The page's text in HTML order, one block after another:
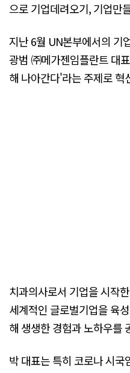
으로 기업데려오기, 기업만
지난 6월 UN본부에서의 기
광범 ㈜메가젠임플란트 대
해 나아간다'라는 주제로
치과의사로서 기업을 시작
세계적인 글로벌기업을 육
해 생생한 경험과 노하우를
박 대표는 특히 코로나 시